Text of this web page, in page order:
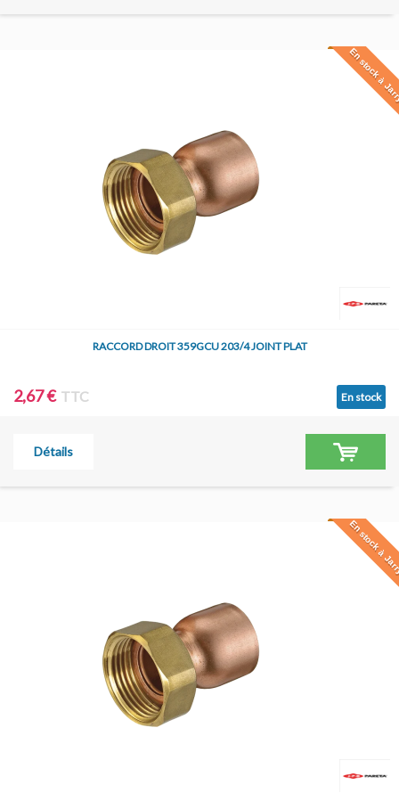
En stock à
RACCORD DROIT 359GCU 203/4 JOINT PLAT
2,67 € TTC En stock
Détails
En stock à